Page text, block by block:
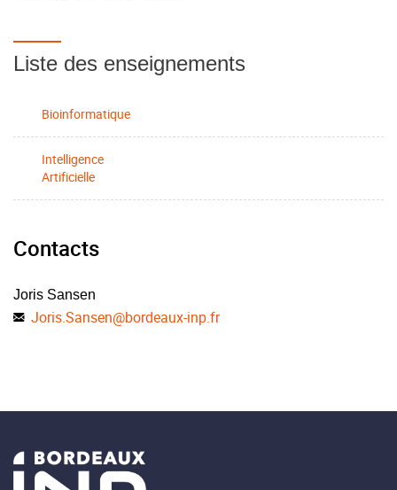
Liste des enseignements
Bioinformatique
Intelligence
Artificielle
Contacts
Joris Sansen
Joris.Sansen@bordeaux-inp.fr